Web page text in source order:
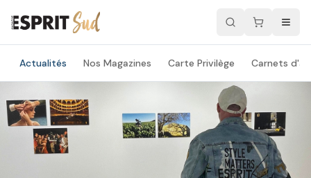
Actualités Nos Magazines Carte Privilège Carnets